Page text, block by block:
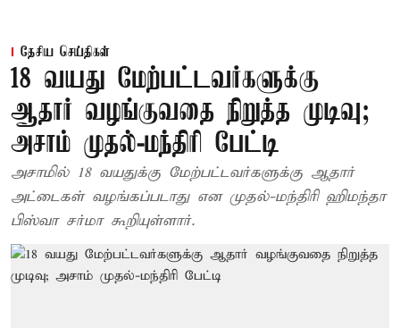
தேசிய செய்திகள்
18 வயது மேற்பட்டவர்களுக்கு
ஆதார் வழங்குவதை நிறுத்த முடிவு;
அசாம் முதல்-மந்திரி பேட்டி
அசாமில் 18 வயதுக்கு மேற்பட்டவர்களுக்கு ஆதார்
அட்டைகள் வழங்கப்படாது என முதல்-மந்திரி ஹிமந்தா
பிஸ்வா சர்மா கூறியுள்ளார்.